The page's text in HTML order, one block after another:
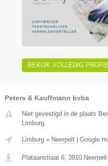
BEKIJK VOLLEDIG
Peters & Kauffmann bvba
Niet gevestigd in de plaats
Limburg.
Limburg » Neerpelt | Google
Plataanstraat 6 3910 Neerpelt